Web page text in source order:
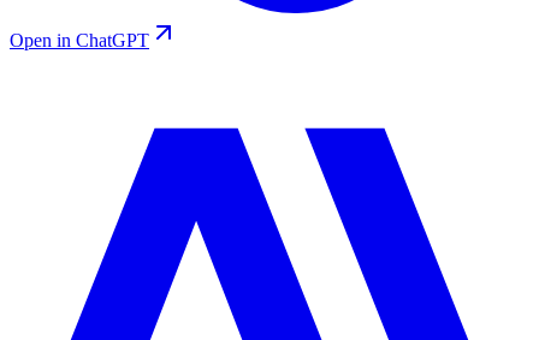
Open in ChatGPT